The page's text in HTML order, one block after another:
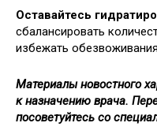
Оставайтесь
сбалансировать
избежать
Материалы новостного
к назначению врача.
посоветуйтесь со